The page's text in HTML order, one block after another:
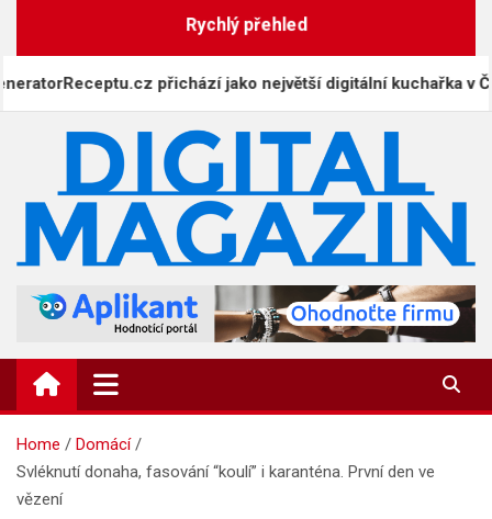
Rychlý přehled
přichází jako největší digitální kuchařka v Česku
DigitalMagazin.cz
Home
Domácí
Svléknutí donaha, fasování “koulí” i karanténa. První den ve
vězení